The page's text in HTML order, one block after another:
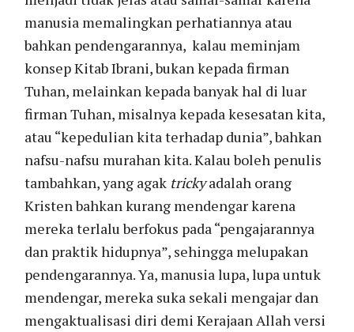
manusia memalingkan perhatiannya atau
bahkan pendengarannya, kalau meminjam
konsep Kitab Ibrani, bukan kepada firman
Tuhan, melainkan kepada banyak hal di luar
firman Tuhan, misalnya kepada kesesatan kita,
atau “kepedulian kita terhadap dunia”, bahkan
nafsu-nafsu murahan kita. Kalau boleh penulis
tambahkan, yang agak trickyadalah orang
Kristen bahkan kurang mendengar karena
mereka terlalu berfokus pada “pengajarannya
dan praktik hidupnya”, sehingga melupakan
pendengarannya. Ya, manusia lupa, lupa untuk
mendengar, mereka suka sekali mengajar dan
mengaktualisasi diri demi Kerajaan Allah versi